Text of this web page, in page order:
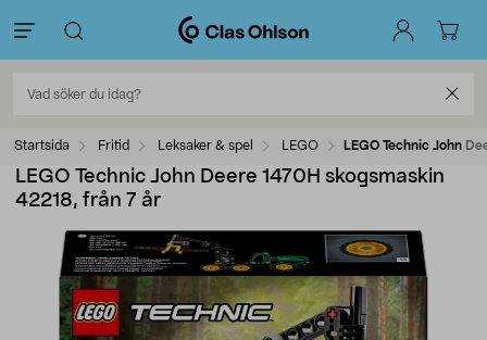
Startsida Fritid Leksaker & spel LEGO LEGO Technic John
LEGO Technic John Deere 1470H skogsmaskin
42218, från 7 år